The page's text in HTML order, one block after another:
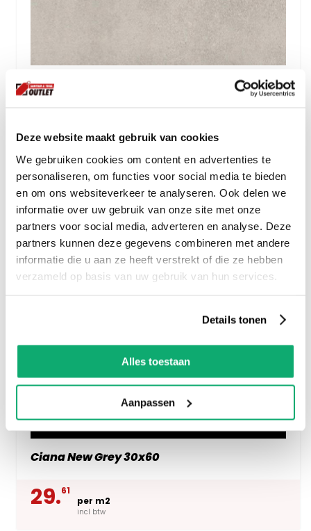
Deze website maakt gebruik van cookies
We gebruiken cookies om content en advertenties te
personaliseren, om functies voor social media te bieden
en om ons websiteverkeer te analyseren. Ook delen we
informatie over uw gebruik van onze site met onze
partners voor social media, adverteren en analyse. Deze
partners kunnen deze gegevens combineren met andere
informatie die u aan ze heeft verstrekt of die ze hebben
verzameld op basis van uw gebruik van hun services.
Details tonen
Alles toestaan
Aanpassen
Rak Paleo - Grijs Mat 60x60
incl btw
Ciana New Grey 30x60
29.61
per m2
incl btw